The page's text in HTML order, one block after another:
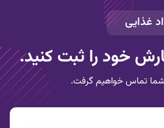
غذایی
خود را ثبت کنید.
شما تماس خواهیم گرفت.